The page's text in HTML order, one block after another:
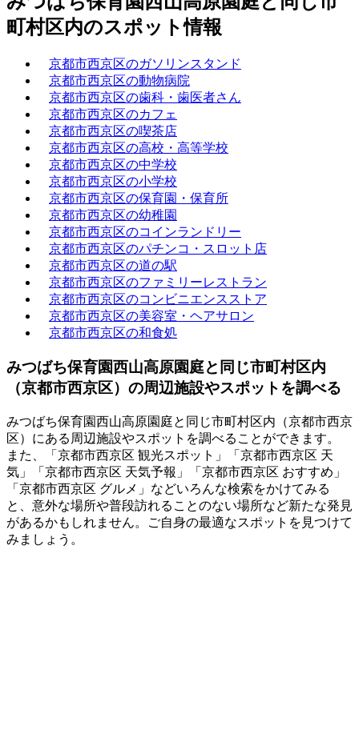
町村区内のスポット情報
京都市西京区のガソリンスタンド
京都市西京区の動物病院
京都市西京区の歯科・歯医者さん
京都市西京区のカフェ
京都市西京区の喫茶店
京都市西京区の高校・高等学校
京都市西京区の中学校
京都市西京区の小学校
京都市西京区の保育園・保育所
京都市西京区の幼稚園
京都市西京区のコインランドリー
京都市西京区のパチンコ・スロット店
京都市西京区の道の駅
京都市西京区のファミリーレストラン
京都市西京区のコンビニエンスストア
京都市西京区の美容室・ヘアサロン
京都市西京区の和食処
みつばち保育園西山高原園庭と同じ市町村区内
（京都市西京区）の周辺施設やスポットを調べる
みつばち保育園西山高原園庭と同じ市町村区内（京都市西京
区）にある周辺施設やスポットを調べることができます。
また、「京都市西京区 観光スポット」「京都市西京区 天
気」「京都市西京区 天気予報」「京都市西京区 おすすめ」
「京都市西京区 グルメ」などいろんな検索をかけてみる
と、意外な場所や普段訪れることのない場所など新たな発見
があるかもしれません。ご自身の最適なスポットを見つけて
みましょう。